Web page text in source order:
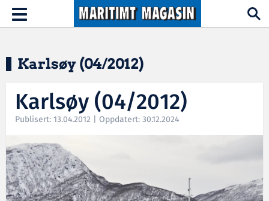
Hopp til hovedinnhold
Toggle
navigation
Karlsøy (04/2012)
Karlsøy (04/2012)
Publisert: 13.04.2012 | Oppdatert: 30.12.2024